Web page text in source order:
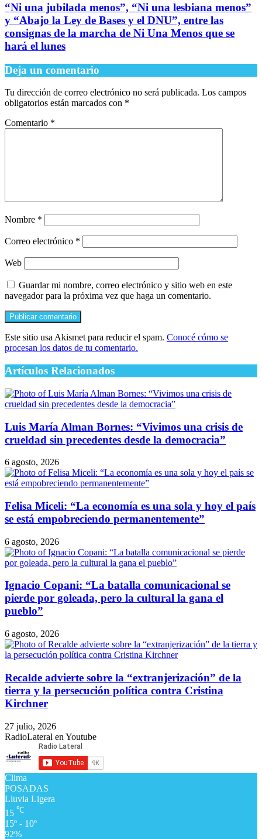
“Ni una jubilada menos”, “Ni una lesbiana menos”
y “Abajo la Ley de Bases y el DNU”, entre las
consignas de la marcha de Ni Una Menos que se
hará el lunes
Deja un comentario
Tu dirección de correo electrónico no será publicada. Los campos
obligatorios están marcados con *
Comentario *
Nombre *
Correo electrónico *
Web
Guardar mi nombre, correo electrónico y sitio web en este
navegador para la próxima vez que haga un comentario.
Este sitio usa Akismet para reducir el spam. Conocé cómo se
procesan los datos de tu comentario.
Artículos Relacionados
Luis María Alman Bornes: “Vivimos una crisis de
crueldad sin precedentes desde la democracia”
6 agosto, 2026
Felisa Miceli: “La economía es una sola y hoy el país
se está empobreciendo permanentemente”
6 agosto, 2026
Ignacio Copani: “La batalla comunicacional se
pierde por goleada, pero la cultural la gana el
pueblo”
6 agosto, 2026
Recalde advierte sobre la “extranjerización” de la
tierra y la persecución política contra Cristina
Kirchner
27 julio, 2026
RadioLateral en Youtube
Clima
POSADAS
Lluvia Ligera
15 ℃
15º - 10º
92%